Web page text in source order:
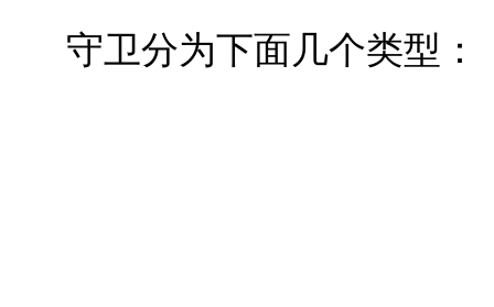
守卫分为下面几个类型：